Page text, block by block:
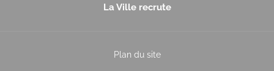
La Ville recrute
Plan du site